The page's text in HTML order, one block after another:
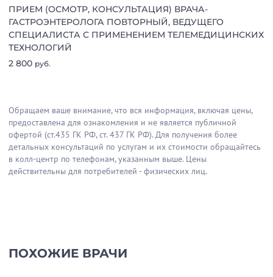
ПРИЕМ (ОСМОТР, КОНСУЛЬТАЦИЯ) ВРАЧА-
ГАСТРОЭНТЕРОЛОГА ПОВТОРНЫЙ, ВЕДУЩЕГО
СПЕЦИАЛИСТА С ПРИМЕНЕНИЕМ ТЕЛЕМЕДИЦИНСКИХ
ТЕХНОЛОГИЙ
2 800 руб.
Обращаем ваше внимание, что вся информация, включая цены,
предоставлена для ознакомления и не является публичной
офертой (ст.435 ГК РФ, cт. 437 ГК РФ). Для получения более
детальных консультаций по услугам и их стоимости обращайтесь
в колл-центр по телефонам, указанным выше. Цены
действительны для потребителей - физических лиц.
ПОХОЖИЕ ВРАЧИ